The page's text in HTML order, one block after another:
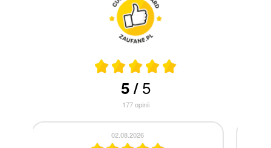
5/5
177opinii
30.07.2026